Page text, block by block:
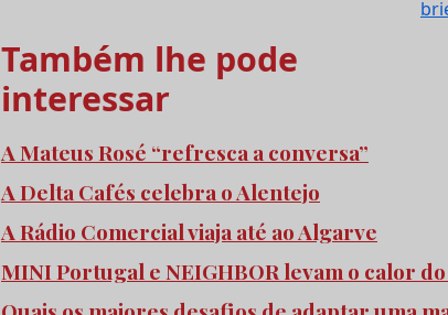
Também lhe pode
interessar
A Mateus Rosé “refresca a conversa”
A Delta Cafés celebra o Alentejo
A Rádio Comercial viaja até ao Algarve
MINI Portugal e NEIGHBOR levam o calor